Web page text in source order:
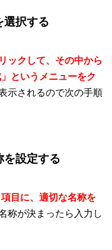
選択する
ックして、その中から
というメニューをク
示されるので次の手順
を設定する
目に、適切な名称を
称が決まったら入力し